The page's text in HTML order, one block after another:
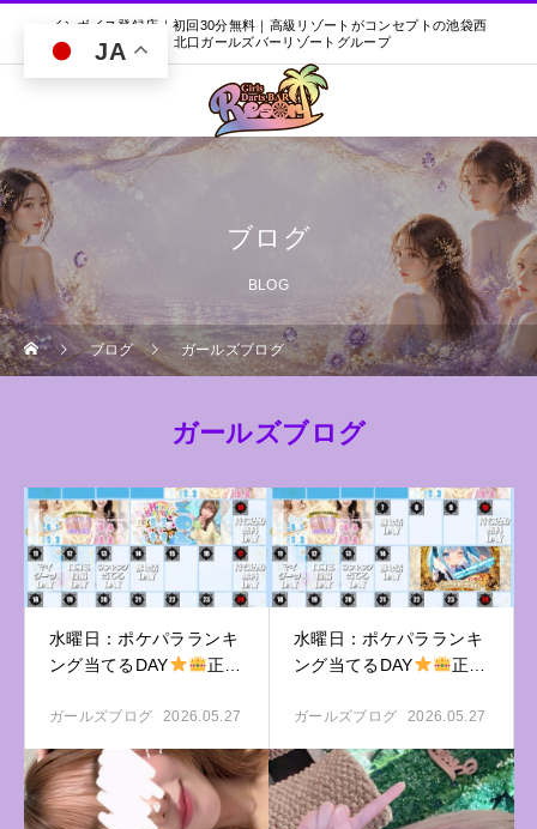
インボイス登録店｜初回30分無料｜高級リゾートがコンセプトの池袋西
口・北口ガールズバーリゾートグループ
ブログ
BLOG
ブログ ガールズブログ
ガールズブログ
水曜日：ポケパラランキ
ング当てるDAY
正解
ガールズブログ 2026.05.27
水曜日：ポケパラランキ
ング当てるDAY
正解
ガールズブログ 2026.05.27
JA